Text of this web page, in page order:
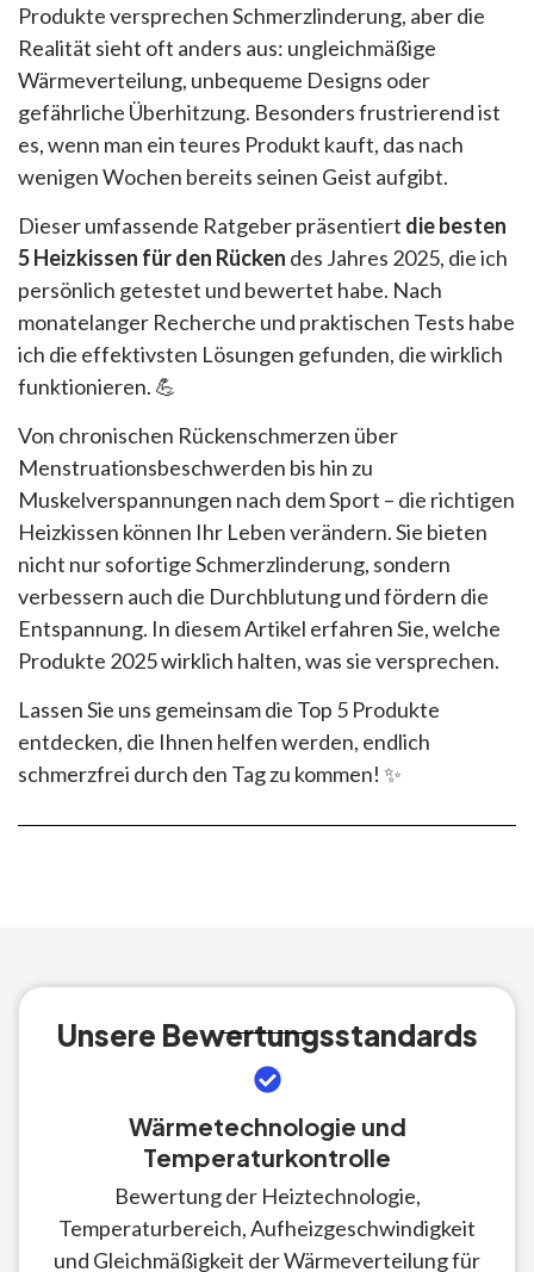
Produkte versprechen Schmerzlinderung, aber die
Realität sieht oft anders aus: ungleichmäßige
Wärmeverteilung, unbequeme Designs oder
gefährliche Überhitzung. Besonders frustrierend ist
es, wenn man ein teures Produkt kauft, das nach
wenigen Wochen bereits seinen Geist aufgibt.
Dieser umfassende Ratgeber präsentiert die besten
5 Heizkissen für den Rücken des Jahres 2025, die ich
persönlich getestet und bewertet habe. Nach
monatelanger Recherche und praktischen Tests habe
ich die effektivsten Lösungen gefunden, die wirklich
funktionieren. 💪
Von chronischen Rückenschmerzen über
Menstruationsbeschwerden bis hin zu
Muskelverspannungen nach dem Sport – die richtigen
Heizkissen können Ihr Leben verändern. Sie bieten
nicht nur sofortige Schmerzlinderung, sondern
verbessern auch die Durchblutung und fördern die
Entspannung. In diesem Artikel erfahren Sie, welche
Produkte 2025 wirklich halten, was sie versprechen.
Lassen Sie uns gemeinsam die Top 5 Produkte
entdecken, die Ihnen helfen werden, endlich
schmerzfrei durch den Tag zu kommen! ✨
Unsere Bewertungsstandards
Wärmetechnologie und
Temperaturkontrolle
Bewertung der Heiztechnologie,
Temperaturbereich, Aufheizgeschwindigkeit
und Gleichmäßigkeit der Wärmeverteilung für